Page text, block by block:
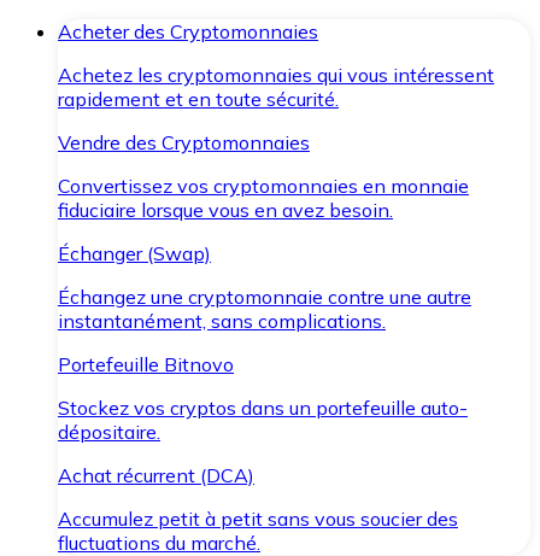
Acheter des Cryptomonnaies
Achetez les cryptomonnaies qui vous intéressent
rapidement et en toute sécurité.
Vendre des Cryptomonnaies
Convertissez vos cryptomonnaies en monnaie
fiduciaire lorsque vous en avez besoin.
Échanger (Swap)
Échangez une cryptomonnaie contre une autre
instantanément, sans complications.
Portefeuille Bitnovo
Stockez vos cryptos dans un portefeuille auto-
dépositaire.
Achat récurrent (DCA)
Accumulez petit à petit sans vous soucier des
fluctuations du marché.